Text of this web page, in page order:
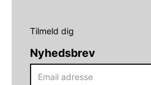
Tilmeld dig
Nyhedsbrev